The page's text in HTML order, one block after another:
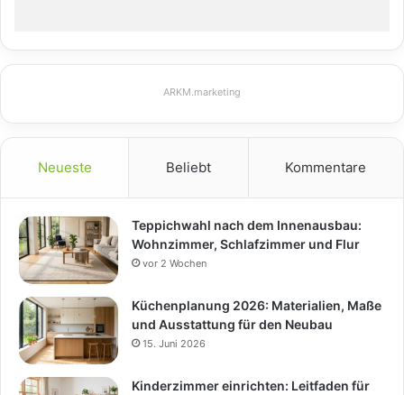
ARKM.marketing
Neueste Beliebt Kommentare
Teppichwahl nach dem Innenausbau:
Wohnzimmer, Schlafzimmer und Flur
vor 2 Wochen
Küchenplanung 2026: Materialien, Maße
und Ausstattung für den Neubau
15. Juni 2026
Kinderzimmer einrichten: Leitfaden für